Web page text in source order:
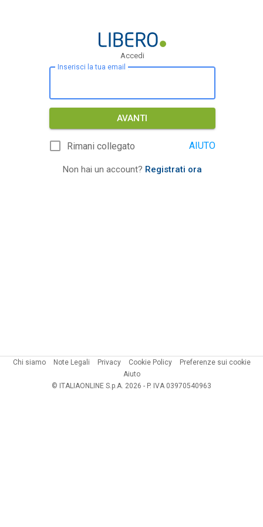
Accedi
Inserisci la tua email
AVANTI
Rimani collegato AIUTO
Non hai un account? Registrati ora
Chi siamo Note Legali Privacy Cookie Policy
Preferenze sui cookie
Aiuto
© ITALIAONLINE S.p.A. 2026 - P. IVA 03970540963